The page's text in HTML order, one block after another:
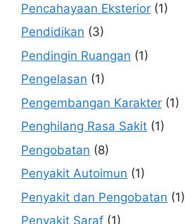
Pencahayaan Eksterior (1)
Pendidikan (3)
Pendingin Ruangan (1)
Pengelasan (1)
Pengembangan Karakter (1)
Penghilang Rasa Sakit (1)
Pengobatan (8)
Penyakit Autoimun (1)
Penyakit dan Pengobatan (1)
Penyakit Saraf (1)